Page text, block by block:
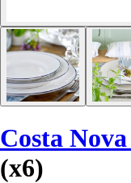
Costa Nova
(x6)